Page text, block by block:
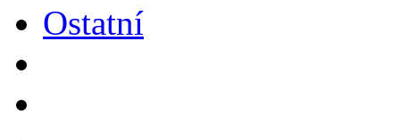
Ostatní